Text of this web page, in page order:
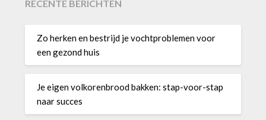
RECENTE BERICHTEN
Zo herken en bestrijd je vochtproblemen voor
een gezond huis
Je eigen volkorenbrood bakken: stap-voor-stap
naar succes